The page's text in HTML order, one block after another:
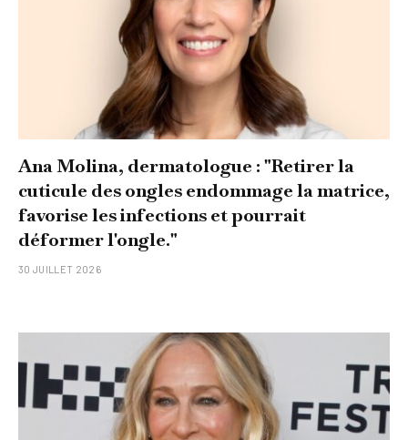
Ana Molina, dermatologue : "Retirer la
cuticule des ongles endommage la matrice,
favorise les infections et pourrait
déformer l'ongle."
30 JUILLET 2026